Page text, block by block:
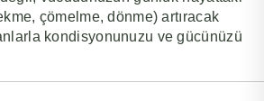
çömelme, dönme) artıracak
kondisyonunuzu ve gücünüzü